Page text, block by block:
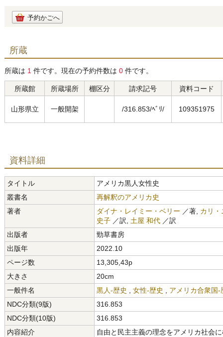
予約かごへ
所蔵
所蔵は 1 件です。現在の予約件数は 0 件です。
所蔵館 所蔵場所 棚区分 請求記号 資料コード
山形県立 一般開架 /316.853/ﾍﾞﾘ/ 109351975
資料詳細
タイトル
アメリカ黒人女性史
叢書名
再解釈のアメリカ史
著者
ダイナ・レイミー・ベリー ／著, カリ・
史子 ／訳, 土屋 和代 ／訳
出版者
勁草書房
出版年
2022.10
ページ数
13,305,43p
大きさ
20cm
一般件名
黒人-歴史 女性-歴史
アメリカ合衆国-
NDC分類(9版)
316.853
NDC分類(10版)
316.853
内容紹介
自由と民主主義の理念をアメリカ社会